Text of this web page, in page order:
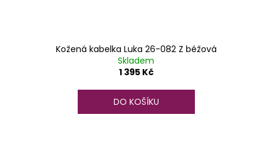
Kožená kabelka Luka 26-082 Z béžová
Skladem
1 395 Kč
DO KOŠÍKU